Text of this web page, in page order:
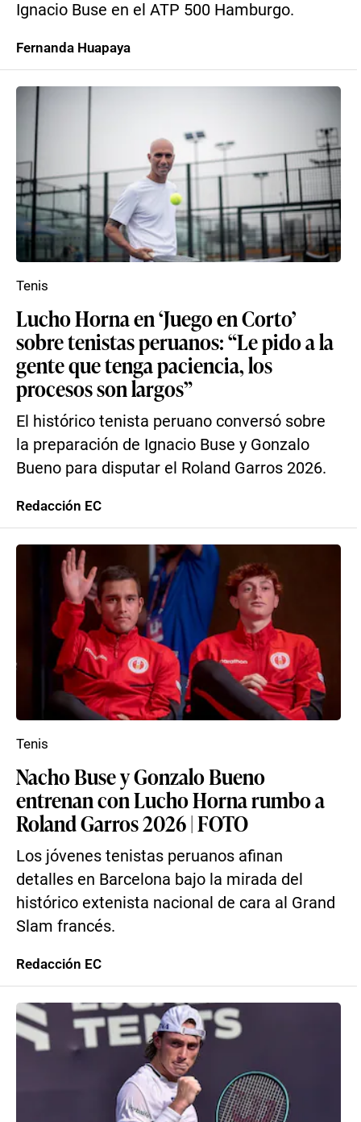
Ignacio Buse en el ATP 500 Hamburgo.
Fernanda Huapaya
Lucho Horna en ‘Juego en Corto’
sobre tenistas peruanos: “Le pido a la
gente que tenga paciencia, los
procesos son largos”
El histórico tenista peruano conversó sobre
la preparación de Ignacio Buse y Gonzalo
Bueno para disputar el Roland Garros 2026.
Tenis
Redacción EC
Nacho Buse y Gonzalo Bueno
entrenan con Lucho Horna rumbo a
Roland Garros 2026 | FOTO
Los jóvenes tenistas peruanos afinan
detalles en Barcelona bajo la mirada del
histórico extenista nacional de cara al Grand
Slam francés.
Tenis
Redacción EC